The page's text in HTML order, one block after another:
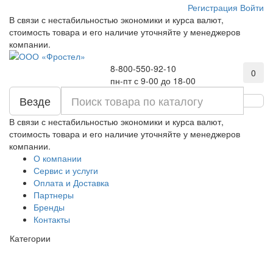
Регистрация Войти
В связи с нестабильностью экономики и курса валют,
стоимость товара и его наличие уточняйте у менеджеров
компании.
8-800-550-92-10
пн-пт с 9-00 до 18-00
0
Везде
В связи с нестабильностью экономики и курса валют,
стоимость товара и его наличие уточняйте у менеджеров
компании.
О компании
Сервис и услуги
Оплата и Доставка
Партнеры
Бренды
Контакты
Категории